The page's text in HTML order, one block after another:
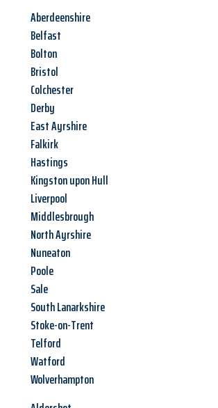
Aberdeenshire
Belfast
Bolton
Bristol
Colchester
Derby
East Ayrshire
Falkirk
Hastings
Kingston upon Hull
Liverpool
Middlesbrough
North Ayrshire
Nuneaton
Poole
Sale
South Lanarkshire
Stoke-on-Trent
Telford
Watford
Wolverhampton